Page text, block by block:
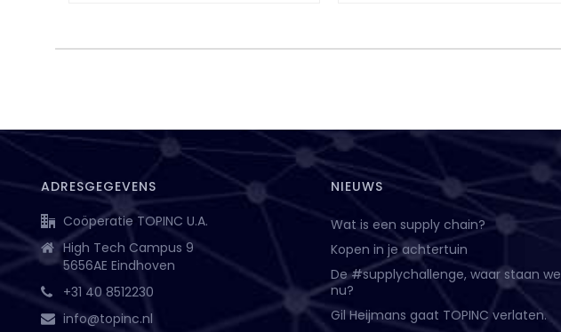
ADRESGEGEVENS
Coöperatie TOPINC U.A.
High Tech Campus 9
5656AE Eindhoven
+31 40 8512230
info@topinc.nl
NIEUWS
Wat is een supply chain?
Kopen in je achtertuin
De #supplychallenge, waar staan we
nu?
Gil Heijmans gaat TOPINC verlaten.